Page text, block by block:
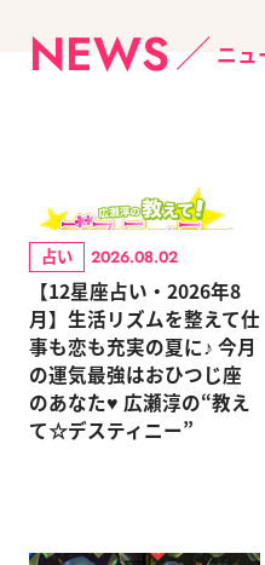
NEWS ニュ
占い 2026.08.02
【12星座占い・2026年8
月】生活リズムを整えて仕
事も恋も充実の夏に♪ 今月
の運気最強はおひつじ座
のあなた♥ 広瀬淳の“教え
て☆デスティニー”